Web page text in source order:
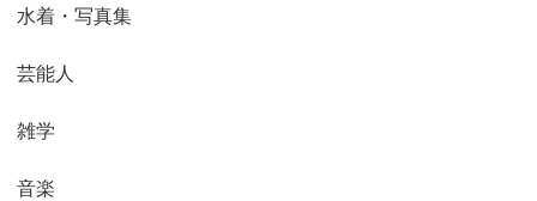
水着・写真集
芸能人
雑学
音楽